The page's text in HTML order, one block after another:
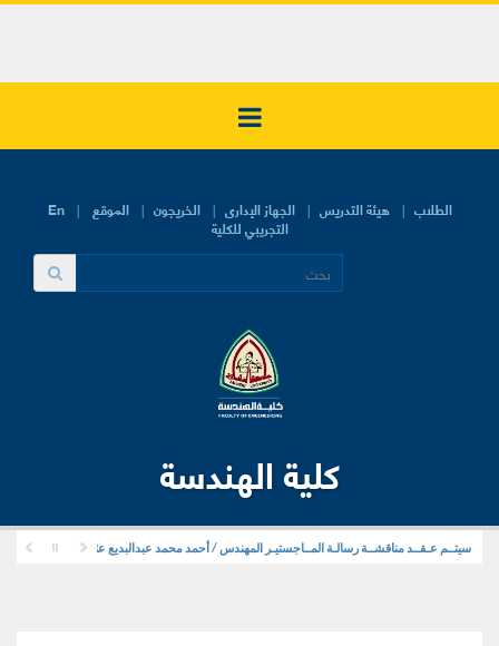
En الطلاب هيئة التدريس الجهاز الإدارى الخريجون الموقع
التجريبي للكلية
كلية الهندسة
سيتــم عـقــد مناقشــة رسالـة المــاجستيـر المهندس / أحمد محمد عبدالبديع عثمان . . قسم هندسة